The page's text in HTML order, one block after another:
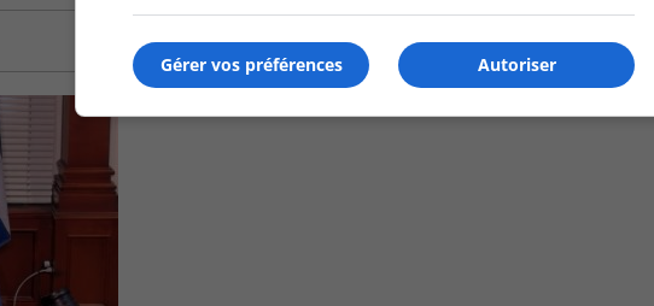
or
Autoriser
Gérer vos préférences